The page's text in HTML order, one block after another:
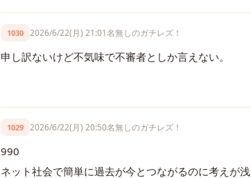
1030 2026/6/22(月) 21:01名無しのガチレズ！
申し訳ないけど不気味で不審者としか言えない。
1029 2026/6/22(月) 20:50名無しのガチレズ！
990
ネット社会で簡単に過去が今とつながるのに考えが